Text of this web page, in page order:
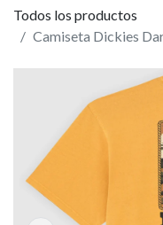
Todos los productos
Camiseta Dickies